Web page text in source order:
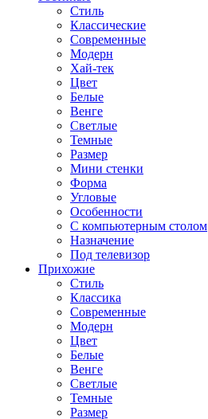
Стиль
Классические
Современные
Модерн
Хай-тек
Цвет
Белые
Венге
Светлые
Темные
Размер
Мини стенки
Форма
Угловые
Особенности
С компьютерным столом
Назначение
Под телевизор
Прихожие
Стиль
Классика
Современные
Модерн
Цвет
Белые
Венге
Светлые
Темные
Размер